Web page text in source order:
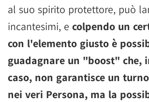
al suo spirito protettore, può
incantesimi, e colpendo un
con l'elemento giusto è
guadagnare un "boost" che,
caso, non garantisce un
nei veri Persona, ma la